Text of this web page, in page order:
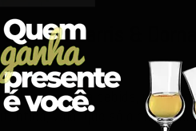
Nossos Barris & Dornas
para sua bebida,
valor que só o